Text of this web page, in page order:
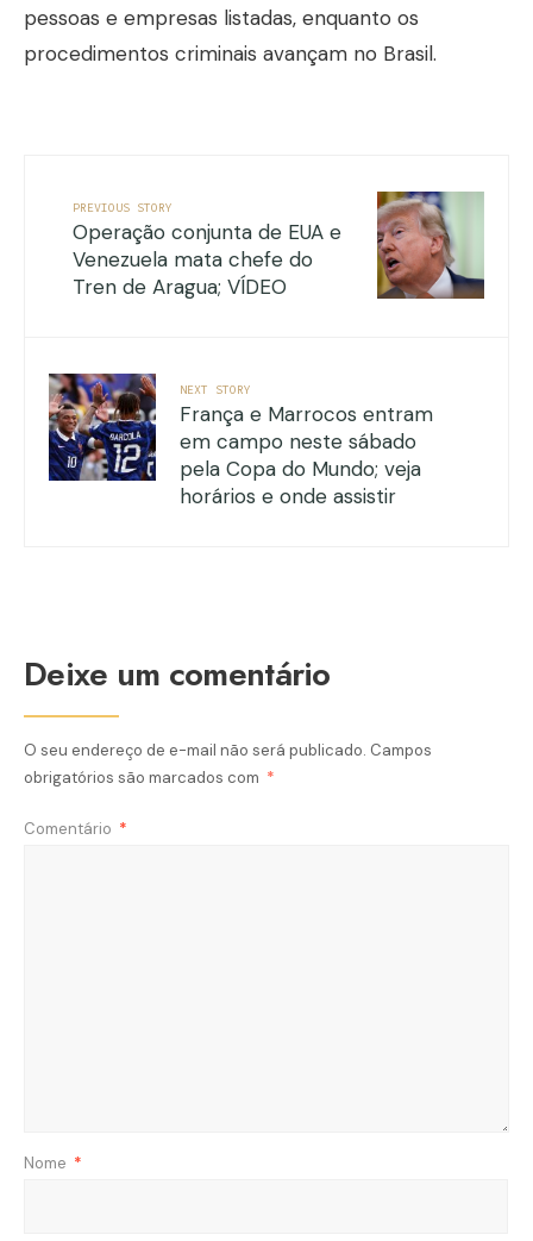
pessoas e empresas listadas, enquanto os
procedimentos criminais avançam no Brasil.
PREVIOUS STORY
Operação conjunta de EUA e
Venezuela mata chefe do
Tren de Aragua; VÍDEO
NEXT STORY
França e Marrocos entram
em campo neste sábado
pela Copa do Mundo; veja
horários e onde assistir
Deixe um comentário
O seu endereço de e-mail não será publicado. Campos
obrigatórios são marcados com *
Comentário *
Nome *